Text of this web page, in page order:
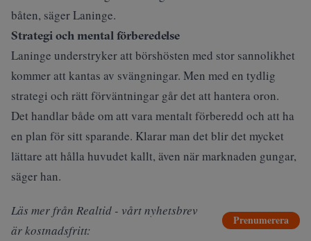
båten, säger Laninge.
Strategi och mental förberedelse
Laninge understryker att börshösten med stor sannolikhet
kommer att kantas av svängningar. Men med en tydlig
strategi och rätt förväntningar går det att hantera oron.
Det handlar både om att vara mentalt förberedd och att ha
en plan för sitt sparande. Klarar man det blir det mycket
lättare att hålla huvudet kallt, även när marknaden gungar,
säger han.
Läs mer från Realtid - vårt nyhetsbrev
är kostnadsfritt:
Prenumerera